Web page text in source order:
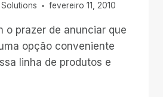
Solutions fevereiro 11, 2010
o prazer de anunciar que
opção conveniente
linha de produtos e